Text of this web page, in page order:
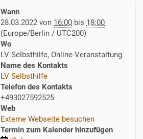
Wann
28.03.2022 von 16:00 bis 18:00
(Europe/Berlin / UTC200)
Wo
LV Selbsthilfe, Online-Veranstaltung
Name des Kontakts
LV Selbsthilfe
Telefon des Kontakts
+493027592525
Web
Externe Webseite besuchen
Termin zum Kalender hinzufügen